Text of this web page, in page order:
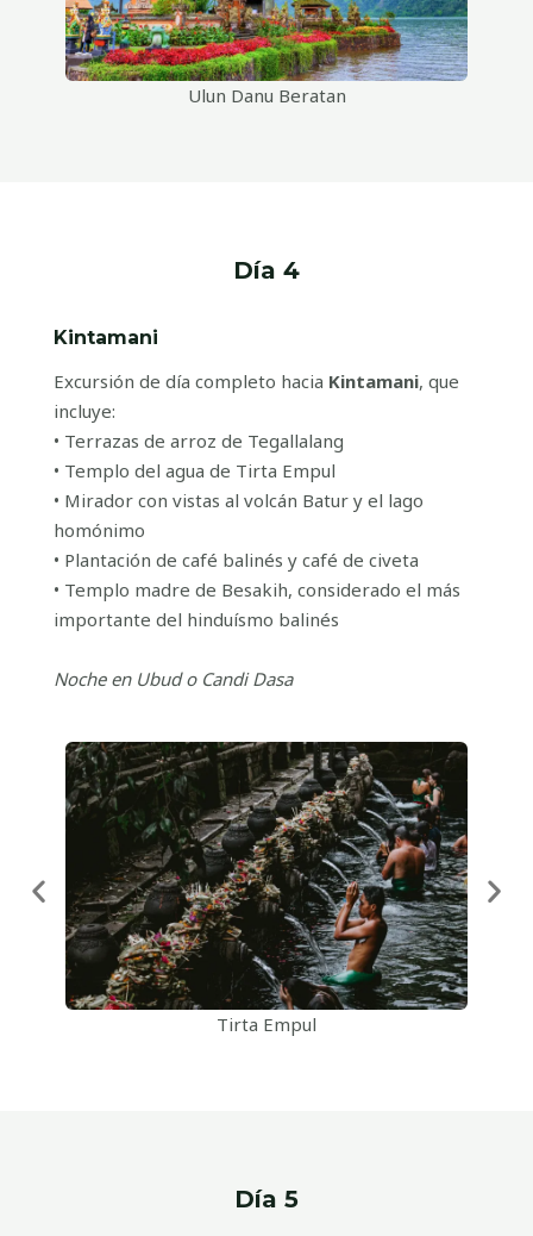
Ulun Danu Beratan
Día 4
Kintamani
Excursión de día completo hacia Kintamani, que
incluye:
• Terrazas de arroz de Tegallalang
• Templo del agua de Tirta Empul
• Mirador con vistas al volcán Batur y el lago
homónimo
• Plantación de café balinés y café de civeta
• Templo madre de Besakih, considerado el más
importante del hinduísmo balinés
Noche en Ubud o Candi Dasa
Tirta Empul
Día 5